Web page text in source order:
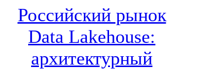
Российский рынок
Data Lakehouse:
архитектурный